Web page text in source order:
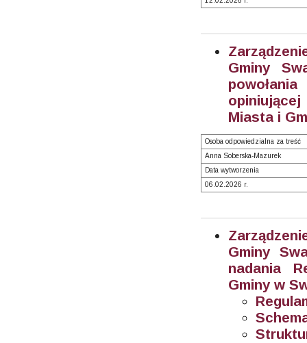
Gminy
Miasta i
Osoba odpowiedzialna za treść
Anna Soberska-Mazurek
Data wytworzenia
06.02.2026 r.
Gminy
nadania
Gminy w